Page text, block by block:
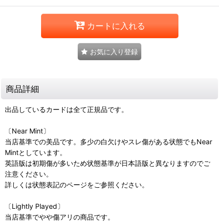
カートに入れる
お気に入り登録
商品詳細
出品しているカードは全て正規品です。
〔Near Mint〕
当店基準での美品です。多少の白欠けやスレ傷がある状態でもNear
Mintとしています。
英語版は初期傷が多いため状態基準が日本語版と異なりますのでご
注意ください。
詳しくは状態表記のページをご参照ください。
〔Lightly Played〕
当店基準でやや傷アリの商品です。